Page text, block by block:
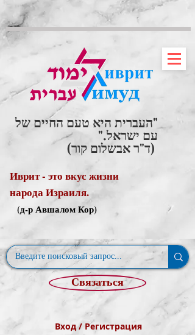
"העברית היא טעם החיים של
עם ישראל."
(ד"ר אבשלום קור)
Иврит - это вкус жизни
народа Израиля.
(д-р Авшалом Кор)
Связаться
Вход / Регистрация